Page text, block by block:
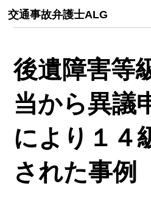
交通事故弁護士ALG
後遺障害等
当から異議
により１４
された事例